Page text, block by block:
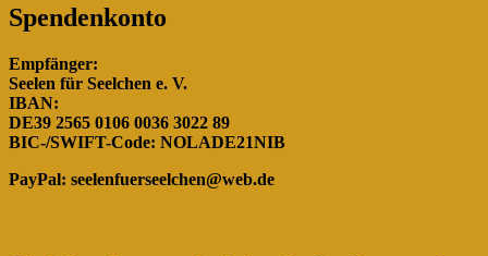
Spendenkonto
Empfänger:
Seelen für Seelchen e. V.
IBAN:
DE39 2565 0106 0036 3022 89
BIC-/SWIFT-Code: NOLADE21NIB
PayPal: seelenfuerseelchen@web.de